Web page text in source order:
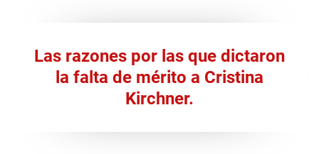
Las razones por las que dictaron
la falta de mérito a Cristina
Kirchner.